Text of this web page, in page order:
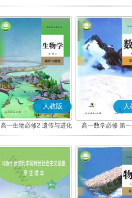
人教版
高一生物必修2 遗传与进化
人
高一数学必修 第